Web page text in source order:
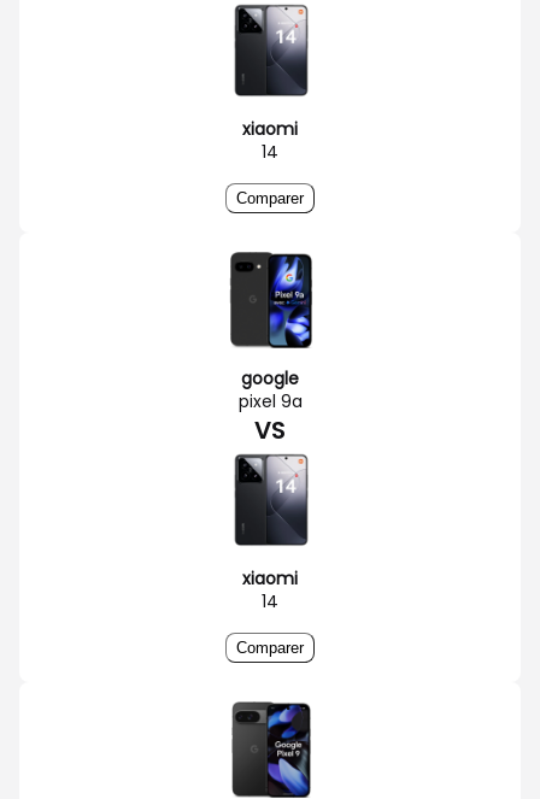
xiaomi
14
Comparer
google
pixel 9a
VS
xiaomi
14
Comparer